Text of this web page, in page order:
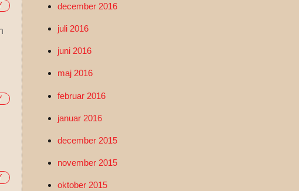
december 2016
juli 2016
juni 2016
maj 2016
februar 2016
januar 2016
december 2015
november 2015
oktober 2015